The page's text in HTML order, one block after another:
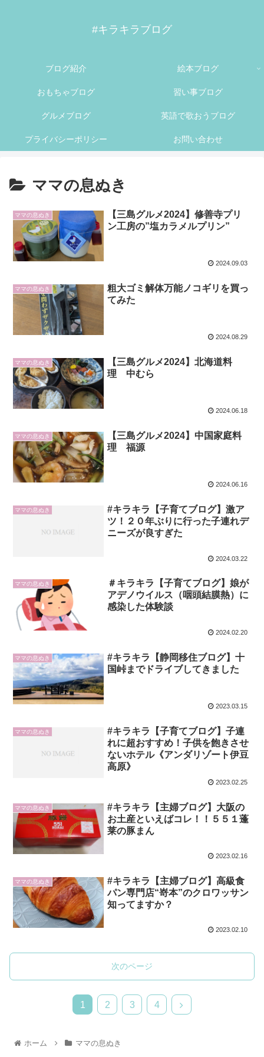
#キラキラブログ
ブログ紹介 絵本ブログ
おもちゃブログ 習い事ブログ
グルメブログ 英語で歌おうブログ
プライバシーポリシー お問い合わせ
ママの息ぬき
ママの息ぬき
【三島グルメ2024】修善寺プリ
ン工房の”塩カラメルプリン”
2024.09.03
ママの息ぬき
粗大ゴミ解体万能ノコギリを買っ
てみた
2024.08.29
ママの息ぬき
【三島グルメ2024】北海道料
理 中むら
2024.06.18
ママの息ぬき
【三島グルメ2024】中国家庭料
理 福源
2024.06.16
ママの息ぬき
#キラキラ【子育てブログ】激ア
ツ！２０年ぶりに行った子連れデ
ニーズが良すぎた
2024.03.22
ママの息ぬき
＃キラキラ【子育てブログ】娘が
アデノウイルス（咽頭結膜熱）に
感染した体験談
2024.02.20
ママの息ぬき
#キラキラ【静岡移住ブログ】十
国峠までドライブしてきました
2023.03.15
ママの息ぬき
#キラキラ【子育てブログ】子連
れに超おすすめ！子供を飽きさせ
ないホテル《アンダリゾート伊豆
高原》
2023.02.25
ママの息ぬき
#キラキラ【主婦ブログ】大阪の
お土産といえばコレ！！５５１蓬
莱の豚まん
2023.02.16
ママの息ぬき
#キラキラ【主婦ブログ】高級食
パン専門店“嵜本”のクロワッサン
知ってますか？
2023.02.10
次のページ
1 2 3 4
ホーム ママの息ぬき